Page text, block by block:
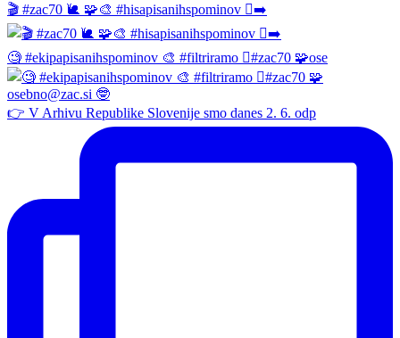
🎬 #zac70 🐌 🧩🎨 #hisapisanihspominov 🫆➡️
🧐 #ekipapisanihspominov 🎨 #filtriramo 🫆#zac70 🧩ose
👉 V Arhivu Republike Slovenije smo danes 2. 6. odp